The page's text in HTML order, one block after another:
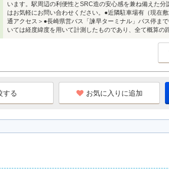
います。駅周辺の利便性とSRC造の安心感を兼ね備えた
はお気軽にお問い合わせください。●近隣駐車場有（現在
通アクセス＞●長崎県営バス「諫早ターミナル」バス停ま
いては経度緯度を用いて計測したものであり、全て概算の
お気に入りに追加